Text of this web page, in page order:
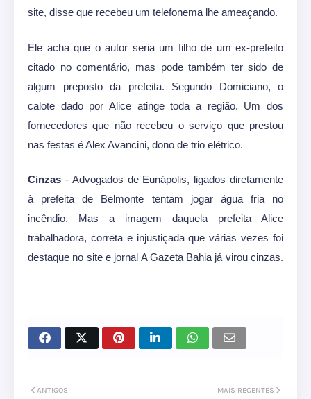
site, disse que recebeu um telefonema lhe ameaçando.
Ele acha que o autor seria um filho de um ex-prefeito
citado no comentário, mas pode também ter sido de
algum preposto da prefeita. Segundo Domiciano, o
calote dado por Alice atinge toda a região. Um dos
fornecedores que não recebeu o serviço que prestou
nas festas é Alex Avancini, dono de trio elétrico.
Cinzas - Advogados de Eunápolis, ligados diretamente
à prefeita de Belmonte tentam jogar água fria no
incêndio. Mas a imagem daquela prefeita Alice
trabalhadora, correta e injustiçada que várias vezes foi
destaque no site e jornal A Gazeta Bahia já virou cinzas.
MAIS RECENTES
ANTIGOS